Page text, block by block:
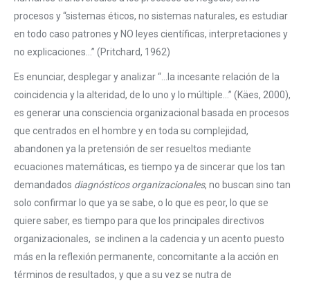
procesos y “sistemas éticos, no sistemas naturales, es estudiar
en todo caso patrones y NO leyes científicas, interpretaciones y
no explicaciones…” (Pritchard, 1962)
Es enunciar, desplegar y analizar “…la incesante relación de la
coincidencia y la alteridad, de lo uno y lo múltiple…” (Käes, 2000),
es generar una consciencia organizacional basada en procesos
que centrados en el hombre y en toda su complejidad,
abandonen ya la pretensión de ser resueltos mediante
ecuaciones matemáticas, es tiempo ya de sincerar que los tan
demandados diagnósticos organizacionales, no buscan sino tan
solo confirmar lo que ya se sabe, o lo que es peor, lo que se
quiere saber, es tiempo para que los principales directivos
organizacionales, se inclinen a la cadencia y un acento puesto
más en la reflexión permanente, concomitante a la acción en
términos de resultados, y que a su vez se nutra de